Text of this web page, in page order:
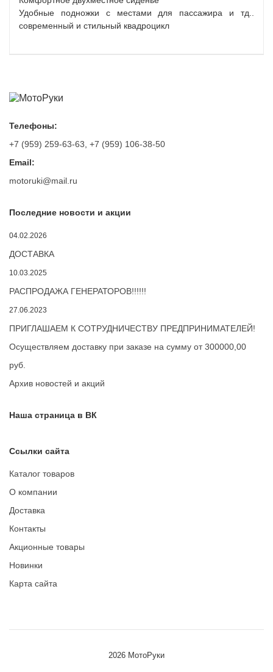
Удобные подножки с местами для пассажира и тд..
современный и стильный квадроцикл
Телефоны:
+7 (959) 259-63-63 +7 (959) 106-38-50
Email:
motoruki@mail.ru
Последние новости и акции
04.02.2026
ДОСТАВКА
10.03.2025
РАСПРОДАЖА ГЕНЕРАТОРОВ!!!!!!
27.06.2023
ПРИГЛАШАЕМ К СОТРУДНИЧЕСТВУ ПРЕДПРИНИМАТЕЛЕЙ!
Осуществляем доставку при заказе на сумму от 300000,00
руб.
Архив новостей и акций
Наша страница в ВК
Ссылки сайта
Каталог товаров
О компании
Доставка
Контакты
Акционные товары
Новинки
Карта сайта
2026 МотоРуки